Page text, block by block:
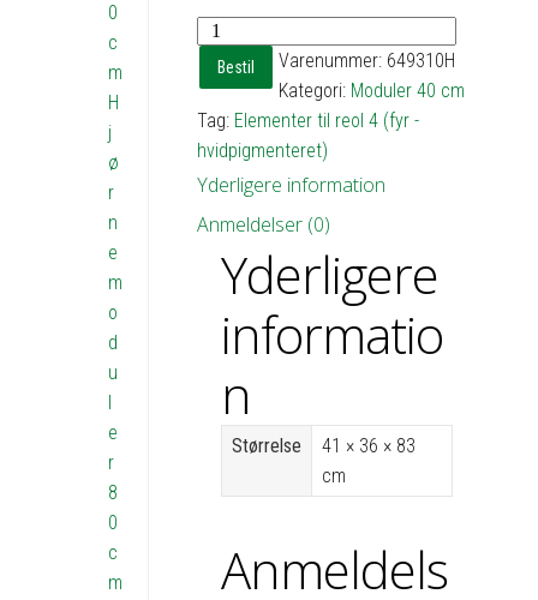
Reol
med
3
hylder
-
b41
d36
Bestil Varenummer: 649310H
Kategori: Moduler 40 cm
Tag: Elementer til reol 4 (fyr -
hvidpigmenteret)
Yderligere information
Anmeldelser (0)
Yderligere
informatio
n
Størrelse
41 × 36 × 83
cm
Anmeldels
0
c
m
H
j
ø
r
n
e
m
o
d
u
l
e
r
8
0
c
m